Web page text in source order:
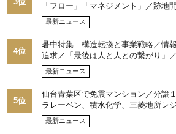
「フロー」「マネジメント」／跡地
ップ10目標に／自社ブランド構築へ
／池田 明社長に聞く
最新ニュース
4位
暑中特集 構造転換と事業戦略／情
追求／「最後は人と人との繋がり」
を注視／“リパーク”次世代展開／三
光博社長に聞く
最新ニュース
5位
仙台青葉区で免震マンション／分譲
ラレーベン、積水化学、三菱地所レジ
最新ニュース